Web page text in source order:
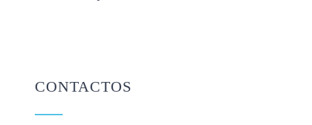
CONTACTOS